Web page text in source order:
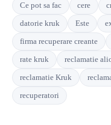
Ce pot sa fac
cere
datorie kruk
Este
firma recuperare creante
rate kruk
reclamatie
reclamatie Kruk
recuperatori